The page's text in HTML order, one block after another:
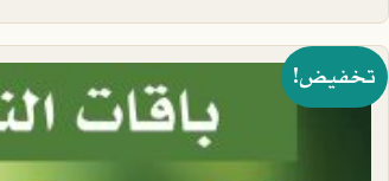
تخفيض!
هناك العديد من الأشكال المختلفة لهذا